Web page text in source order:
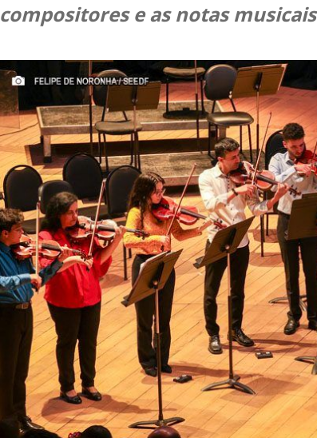
compositores e as notas musicais